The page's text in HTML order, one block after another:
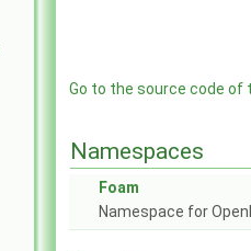
Go to the source code of
Namespaces
Foam
Namespace for